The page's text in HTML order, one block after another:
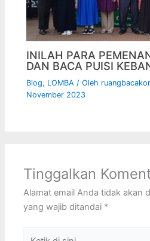
INILAH PARA
DAN BACA PUISI
Blog, LOMBA / Oleh
November 2023
Tinggalkan
Alamat email Anda tidak akan
yang wajib ditandai *